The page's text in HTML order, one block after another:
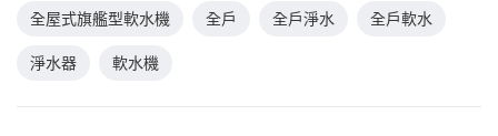
全屋式旗艦型軟水機 全戶 全戶淨水 全戶軟水
淨水器 軟水機